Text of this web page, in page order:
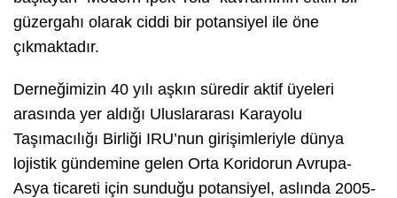
güzergahı olarak ciddi bir potansiyel ile öne
çıkmaktadır.
Derneğimizin 40 yılı aşkın süredir aktif üyeleri
arasında yer aldığı Uluslararası Karayolu
Taşımacılığı Birliği IRU’nun girişimleriyle dünya
lojistik gündemine gelen Orta Koridorun Avrupa-
Asya ticareti için sunduğu potansiyel, aslında 2005-